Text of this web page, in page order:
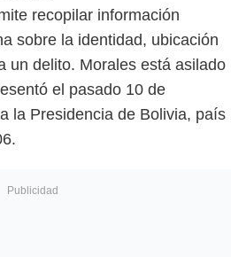
recopilar información
sobre la identidad, ubicación
un delito. Morales está asilado
el pasado 10 de
la Presidencia de Bolivia, país